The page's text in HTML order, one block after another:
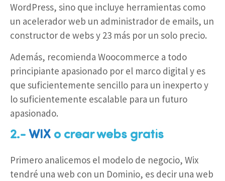
WordPress, sino que incluye herramientas como
un acelerador web un administrador de emails, un
constructor de webs y 23 más por un solo precio.
Además, recomienda Woocommerce a todo
principiante apasionado por el marco digital y es
que suficientemente sencillo para un inexperto y
lo suficientemente escalable para un futuro
apasionado.
2.- WIX o crear webs gratis
Primero analicemos el modelo de negocio, Wix
tendré una web con un Dominio, es decir una web